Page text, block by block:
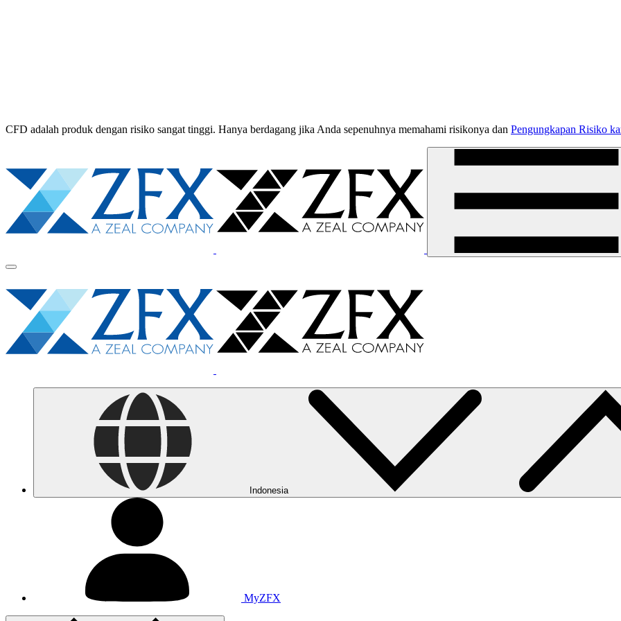
CFD adalah produk dengan risiko sangat tinggi. Hanya berdagang jika Anda sepenuhnya memahami risikonya dan Pengungkapan Risiko
Indonesia
MyZFX